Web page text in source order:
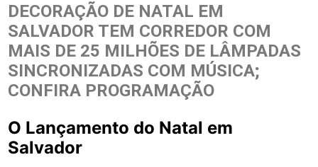
DECORAÇÃO DE NATAL EM
SALVADOR TEM CORREDOR COM
MAIS DE 25 MILHÕES DE LÂMPADAS
SINCRONIZADAS COM MÚSICA;
CONFIRA PROGRAMAÇÃO
O Lançamento do Natal em
Salvador